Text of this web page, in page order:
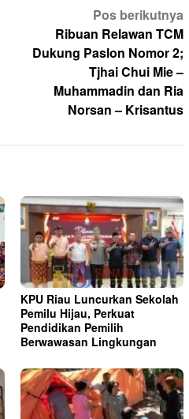
Pos berikutnya
Ribuan Relawan TCM
Dukung Paslon Nomor 2;
Tjhai Chui Mie –
Muhammadin dan Ria
Norsan – Krisantus
KPU Riau Luncurkan Sekolah
Pemilu Hijau, Perkuat
Pendidikan Pemilih
Berwawasan Lingkungan